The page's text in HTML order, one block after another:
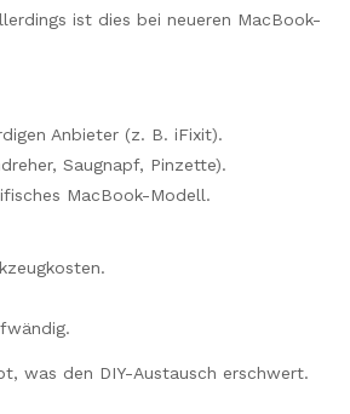
ist dies bei neueren MacBook-
Anbieter (z. B. iFixit).
Saugnapf, Pinzette).
MacBook-Modell.
was den DIY-Austausch erschwert.